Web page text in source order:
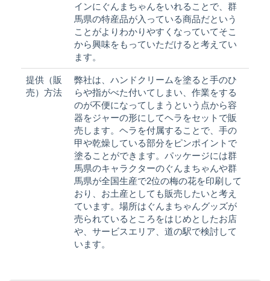
インにぐんまちゃんをいれることで、群
馬県の特産品が入っている商品だという
ことがよりわかりやすくなっていてそこ
から興味をもっていただけると考えてい
ます。
提供（販
売）方法
弊社は、ハンドクリームを塗ると手のひ
らや指がべた付いてしまい、作業をする
のが不便になってしまうという点から容
器をジャーの形にしてヘラをセットで販
売します。ヘラを付属することで、手の
甲や乾燥している部分をピンポイントで
塗ることができます。パッケージには群
馬県のキャラクターのぐんまちゃんや群
馬県が全国生産で2位の梅の花を印刷して
おり、お土産としても販売したいと考え
ています。場所はぐんまちゃんグッズが
売られているところをはじめとしたお店
や、サービスエリア、道の駅で検討して
います。